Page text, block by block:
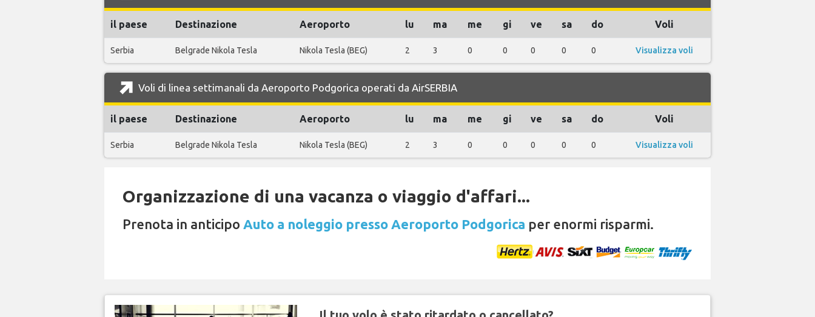
il paese Destinazione Aeroporto lu ma me gi ve sa do Voli
Serbia Belgrade Nikola Tesla Nikola Tesla (BEG) 2 3 0 0 0 0 0 Visualizza voli
Voli di linea settimanali da Aeroporto Podgorica operati da AirSERBIA
il paese Destinazione Aeroporto lu ma me gi ve sa do Voli
Serbia Belgrade Nikola Tesla Nikola Tesla (BEG) 2 3 0 0 0 0 0 Visualizza voli
Organizzazione di una vacanza o viaggio d'affari...
Prenota in anticipo Auto a noleggio presso Aeroporto Podgorica per enormi risparmi.